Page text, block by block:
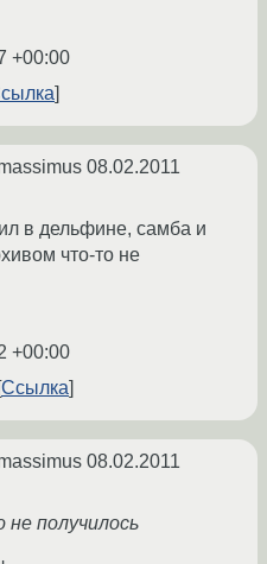
+00:00
08.02.2011
в дельфине, самба и
что-то не
+00:00
Ссылка
08.02.2011
не получилось